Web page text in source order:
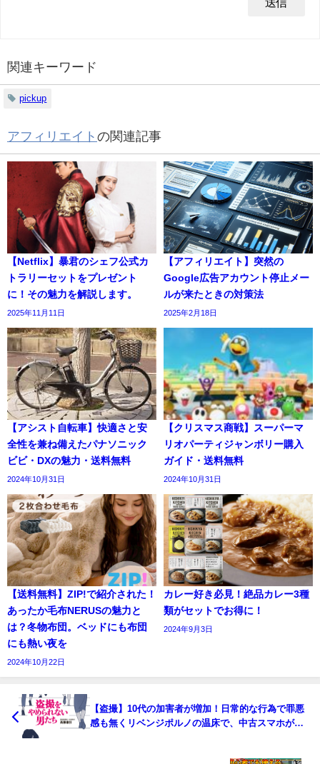
関連キーワード
pickup
アフィリエイト の関連記事
【Netflix】暴君のシェフ公式カ
トラリーセットをプレゼント
に！その魅力を解説します。
2025年11月11日
【アフィリエイト】突然の
Google広告アカウント停止メー
ルが来たときの対策法
2025年2月18日
【アシスト自転車】快適さと安
全性を兼ね備えたパナソニック
ビビ・DXの魅力・送料無料
2024年10月31日
【クリスマス商戦】スーパーマ
リオパーティジャンボリー購入
ガイド・送料無料
2024年10月31日
【送料無料】ZIP!で紹介された！
あったか毛布NERUSの魅力と
は？冬物布団。ベッドにも布団
にも熱い夜を
2024年10月22日
カレー好き必見！絶品カレー3種
類がセットでお得に！
2024年9月3日
【盗撮】10代の加害者が増加！日常的な行為で罪悪
感も無くリベンジポルノの温床で、中古スマホが高